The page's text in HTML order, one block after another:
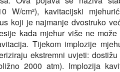
W/cm²), kavitacijski
koji je najmanje dvostruko
kada mjehur više ne
Tijekom implozije
ekstremni uvjeti:
2000 atm). Implozija